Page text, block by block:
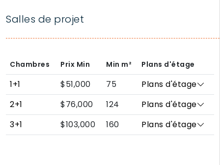
Salles de projet
Chambres Prix Min Min m² Plans d'étage
1+1 $51,000 75
Plans d'étage
2+1
$76,000 124
Plans d'étage
3+1
$103,000 160 Plans d'étage